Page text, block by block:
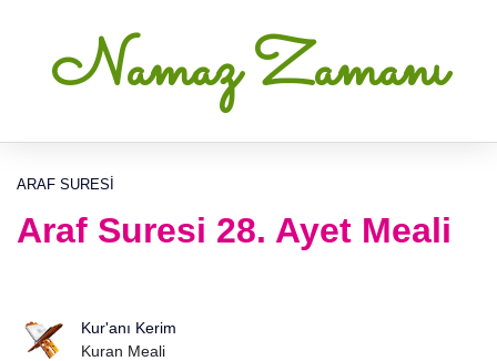
Namaz Zamanı
ARAF SURESI
Araf Suresi 28. Ayet Meali
Kur'anı Kerim
Kuran Meali